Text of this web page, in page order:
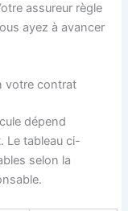
assureur règle
ayez à avancer
votre contrat
dépend
Le tableau ci-
selon la